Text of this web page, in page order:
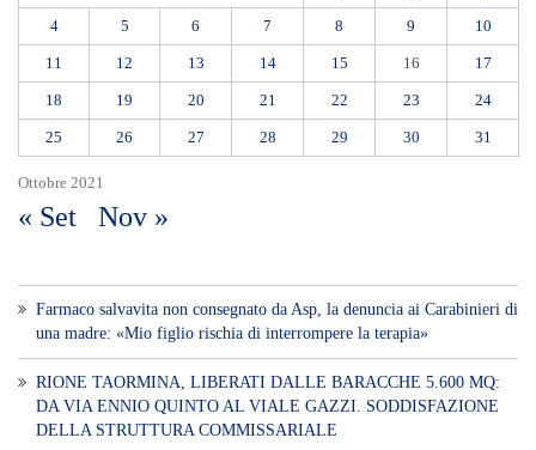
Ottobre 2021
4 5 6 7 8 9 10
11 12 13 14 15 16 17
18 19 20 21 22 23 24
25 26 27 28 29 30 31
« Set Nov »
Farmaco salvavita non consegnato da Asp, la denuncia ai Carabinieri di
una madre: «Mio figlio rischia di interrompere la terapia»
RIONE TAORMINA, LIBERATI DALLE BARACCHE 5.600 MQ:
DA VIA ENNIO QUINTO AL VIALE GAZZI. SODDISFAZIONE
DELLA STRUTTURA COMMISSARIALE